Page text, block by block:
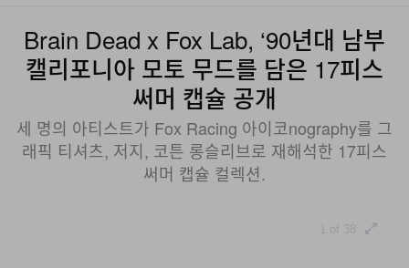
Brain Dead x Fox Lab, ‘90년대 남부
캘리포니아 모토 무드를 담은 17피스
써머 캡슐 공개
세 명의 아티스트가 Fox Racing 아이코nography를 그
래픽 티셔츠, 저지, 코튼 롱슬리브로 재해석한 17피스
써머 캡슐 컬렉션.